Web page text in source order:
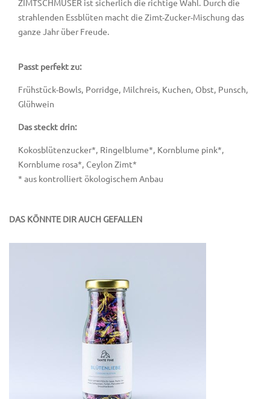
strahlenden Essblüten macht die Zimt-Zucker-Mischung das
ganze Jahr über Freude.
Passt perfekt zu:
Frühstück-Bowls, Porridge, Milchreis, Kuchen, Obst, Punsch,
Glühwein
Das steckt drin:
Kokosblütenzucker*, Ringelblume*, Kornblume pink*,
Kornblume rosa*, Ceylon Zimt*
* aus kontrolliert ökologischem Anbau
DAS KÖNNTE DIR AUCH GEFALLEN